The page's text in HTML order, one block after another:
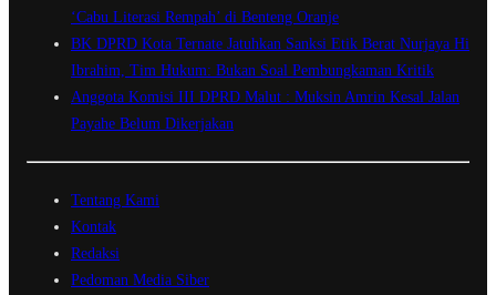
‘Cabu Literasi Rempah’ di Benteng Oranje
BK DPRD Kota Ternate Jatuhkan Sanksi Etik Berat Nurjaya Hi
Ibrahim, Tim Hukum: Bukan Soal Pembungkaman Kritik
Anggota Komisi III DPRD Malut : Muksin Amrin Kesal Jalan
Payahe Belum Dikerjakan
Tentang Kami
Kontak
Redaksi
Pedoman Media Siber